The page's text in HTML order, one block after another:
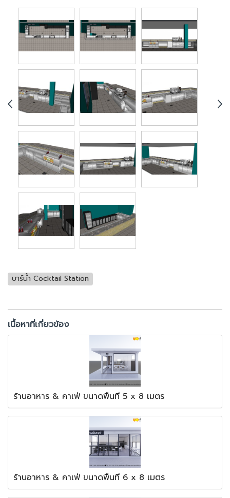
บาร์น้ำ Cocktail Station
เนื้อหาที่เกี่ยวข้อง
ร้านอาหาร & คาเฟ่ ขนาดพื้นที่ 5 x 8 เมตร
ร้านอาหาร & คาเฟ่ ขนาดพื้นที่ 6 x 8 เมตร